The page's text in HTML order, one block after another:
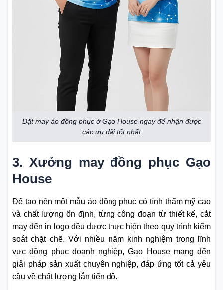
Đặt may áo đồng phục ở Gạo House ngay để nhận được
các ưu đãi tốt nhất
3. Xưởng may đồng phục Gạo
House
Để tạo nên một mẫu áo đồng phục có tính thẩm mỹ cao
và chất lượng ổn định, từng công đoạn từ thiết kế, cắt
may đến in logo đều được thực hiện theo quy trình kiểm
soát chặt chẽ. Với nhiều năm kinh nghiệm trong lĩnh
vực đồng phục doanh nghiệp, Gạo House mang đến
giải pháp sản xuất chuyên nghiệp, đáp ứng tốt cả yêu
cầu về chất lượng lẫn tiến độ.